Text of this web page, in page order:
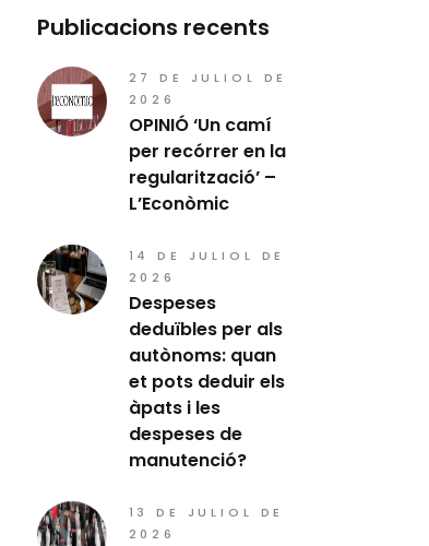
Publicacions recents
27 DE JULIOL DE
2026
OPINIÓ ‘Un camí
per recórrer en la
regularització’ –
L’Econòmic
14 DE JULIOL DE
2026
Despeses
deduïbles per als
autònoms: quan
et pots deduir els
àpats i les
despeses de
manutenció?
13 DE JULIOL DE
2026